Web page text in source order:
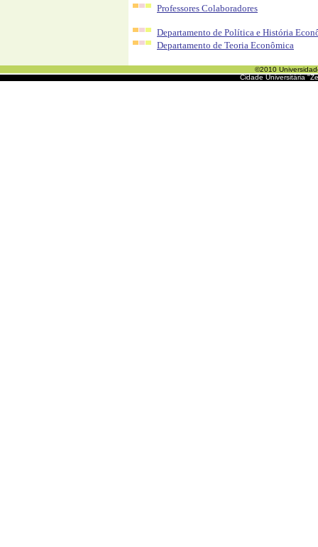
Professores Colaboradores
Departamento de Política e História
Departamento de Teoria Econômica
©2010
Cidade Universitária